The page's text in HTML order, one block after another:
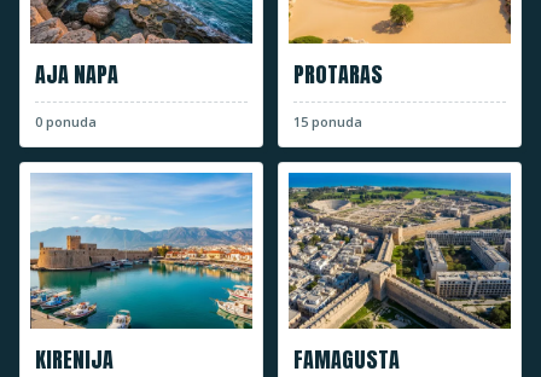
AJA NAPA
0 ponuda
PROTARAS
15 ponuda
KIRENIJA FAMAGUSTA